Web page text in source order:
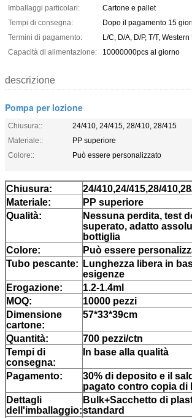
Imballaggi particolari:
Cartone e pallet
Tempi di consegna:
Dopo il pagamento 15
Termini di pagamento:
L/C, D/A, D/P, T/T,
Capacità di alimentazione:
10000000pcs al giorno
descrizione
Pompa per lozione
Chiusura::
24/410, 24/415, 28/410, 28/415
Materiale::
PP superiore
Colore::
Può essere personalizzato
Chiusura:
24/410,24/415,28/
Materiale:
PP superiore
Qualità:
Nessuna perdita, test
superato, adatto
bottiglia
Colore:
Può essere
Tubo pescante:
Lunghezza libera in
esigenze
Erogazione:
1.2-1.4ml
MOQ:
10000 pezzi
Dimensione
cartone:
57*33*39cm
Quantità:
700 pezzi/ctn
Tempi di
consegna:
In base alla qualità
Pagamento:
30% di deposito e il
pagato contro copia di
Dettagli
dell'imballaggio:
Bulk+Sacchetto di
standard